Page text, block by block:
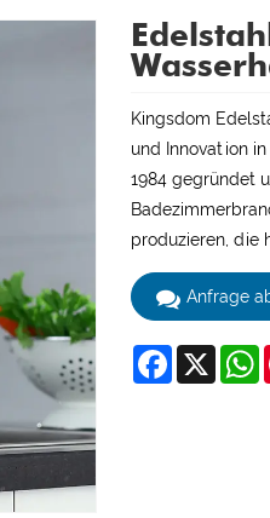
Kingsdom
und Innovation
1984 gegründet
produzieren, die
Anfrage
Facebook
X